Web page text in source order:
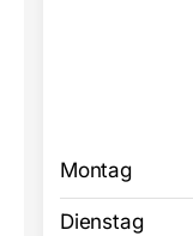
Montag
Dienstag